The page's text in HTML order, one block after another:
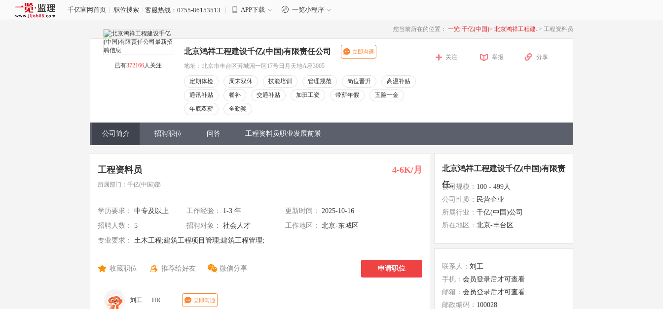
千亿官网首页 | 职位搜索 | 客服热线：0755-86153513 | APP下载 一览小程序
您当前所在的位置： 一览·千亿(中国)> 北京鸿祥工程建..> 工程资料员
已有372166人关注
北京鸿祥工程建设千亿(中国)有限责任公司
地址：北京市丰台区芳城园一区17号日月天地A座3005
定期体检 周末双休 技能培训 管理规范 岗位晋升
高温补贴
通讯补贴
餐补 交通补贴 加班工资 带薪年假
五险一金
年底双薪
全勤奖
关注 举报 分享
公司简介 招聘职位 问答 工程资料员职业发展前景
工程资料员 4-6K/月
所属部门：千亿(中国)部
学历要求： 中专及以上 工作经验： 1-3 年 更新时间：
2025-10-16
招聘人数：
5 招聘对象： 社会人才 工作地区：
北京-东城区
专业要求：
土木工程;建筑工程项目管理;建筑工程管理;
收藏职位 推荐给好友 微信分享 申请职位
刘工 HR
北京鸿祥工程建设千亿(中国)有限责
任..
公司规模： 100 - 499人
公司性质： 民营企业
所属行业： 千亿(中国)公司
所在地区： 北京-丰台区
联系人： 刘工
手机： 会员登录后才可查看
邮箱： 会员登录后才可查看
邮政编码： 100028